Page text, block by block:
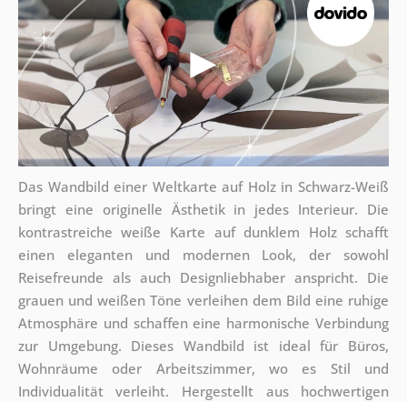
Das Wandbild einer Weltkarte auf Holz in Schwarz-Weiß
bringt eine originelle Ästhetik in jedes Interieur. Die
kontrastreiche weiße Karte auf dunklem Holz schafft
einen eleganten und modernen Look, der sowohl
Reisefreunde als auch Designliebhaber anspricht. Die
grauen und weißen Töne verleihen dem Bild eine ruhige
Atmosphäre und schaffen eine harmonische Verbindung
zur Umgebung. Dieses Wandbild ist ideal für Büros,
Wohnräume oder Arbeitszimmer, wo es Stil und
Individualität verleiht. Hergestellt aus hochwertigen